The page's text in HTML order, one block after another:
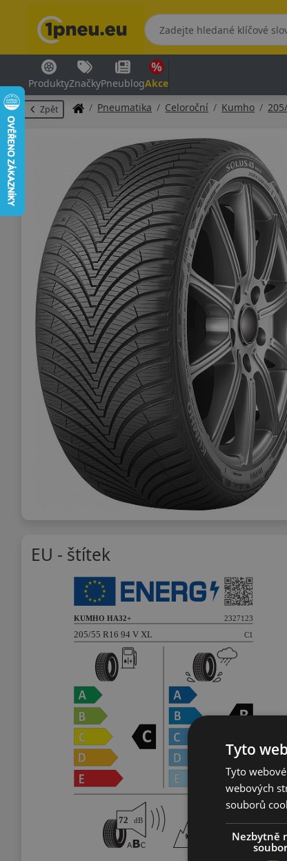
ProduktyZnačkyPneublogAkce
Zpět Pneumatika Celoroční Kumho
EU - štítek
Tyto
Tyto
webových
souborů
Nezbytně